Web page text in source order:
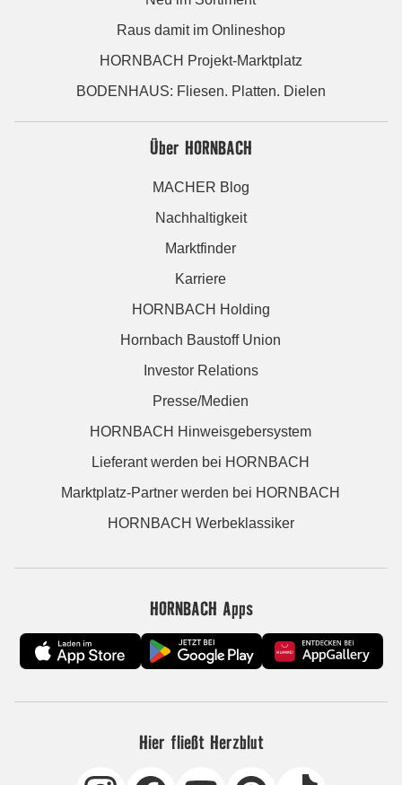
Raus damit im Onlineshop
HORNBACH Projekt-Marktplatz
BODENHAUS: Fliesen. Platten. Dielen
Über HORNBACH
MACHER Blog
Nachhaltigkeit
Marktfinder
Karriere
HORNBACH Holding
Hornbach Baustoff Union
Investor Relations
Presse/Medien
HORNBACH Hinweisgebersystem
Lieferant werden bei HORNBACH
Marktplatz-Partner werden bei HORNBACH
HORNBACH Werbeklassiker
HORNBACH Apps
Hier fließt Herzblut